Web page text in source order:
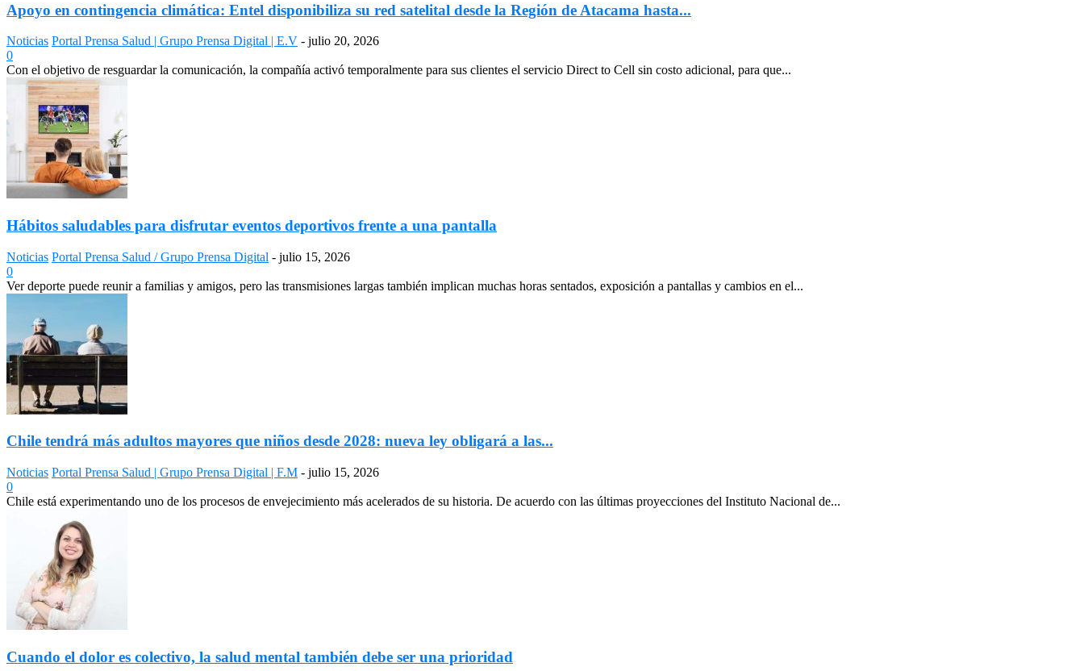
Apoyo en contingencia climática: Entel disponibiliza su red satelital desde la Región de Atacama hasta...
Noticias Portal Prensa Salud | Grupo Prensa Digital | E.V - julio 20, 2026
0
Con el objetivo de resguardar la comunicación, la compañía activó temporalmente para sus clientes el servicio Direct to Cell sin costo adicional, para que...
Hábitos saludables para disfrutar eventos deportivos frente a una pantalla
Noticias Portal Prensa Salud / Grupo Prensa Digital - julio 15, 2026
0
Ver deporte puede reunir a familias y amigos, pero las transmisiones largas también implican muchas horas sentados, exposición a pantallas y cambios en el...
Chile tendrá más adultos mayores que niños desde 2028: nueva ley obligará a las...
Noticias Portal Prensa Salud | Grupo Prensa Digital | F.M - julio 15, 2026
0
Chile está experimentando uno de los procesos de envejecimiento más acelerados de su historia. De acuerdo con las últimas proyecciones del Instituto Nacional de...
Cuando el dolor es colectivo, la salud mental también debe ser una prioridad